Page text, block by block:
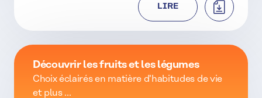
LIRE
Découvrir les fruits et les légumes
Choix éclairés en matière d'habitudes de vie
et plus ...